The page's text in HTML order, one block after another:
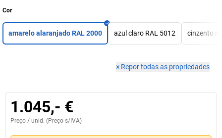
Cor
amarelo alaranjado RAL 2000 azul claro RAL 5012 cinzento
× Repor todas as propriedades
1.045,- €
Preço / unid. (Preço s/IVA)